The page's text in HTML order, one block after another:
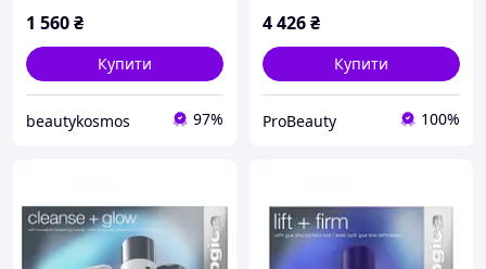
1 560₴
Купити
beautykosmos 97%
4 426₴
Купити
ProBeauty 100%